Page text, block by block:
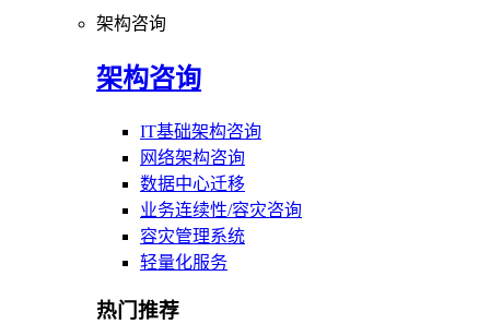
架构咨询
架构咨询
IT基础架构咨询
网络架构咨询
数据中心迁移
业务连续性/容灾咨询
容灾管理系统
轻量化服务
热门推荐